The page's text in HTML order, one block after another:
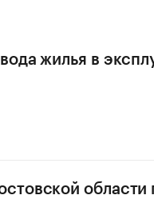
жилья в